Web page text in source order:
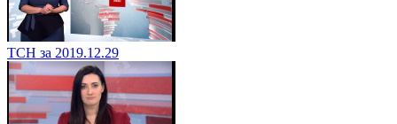
ТСН за 2019.12.29